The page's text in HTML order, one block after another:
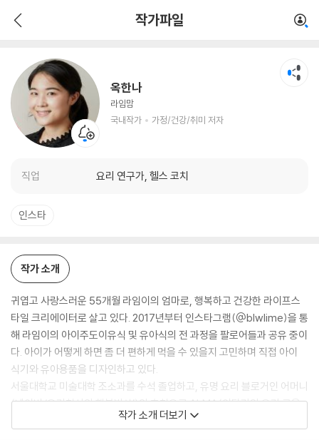
작가파일
옥한나
라임맘
국내작가
가정/건강/취미 저자
직업 요리 연구가, 헬스 코치
가정/건강/취미 저자
인스타
작가 소개
귀엽고 사랑스러운 55개월 라임이의 엄마로, 행복하고 건강한 라이프스
타일 크리에이터로 살고 있다. 2017년부터 인스타그램(@blwlime)을 통
해 라임이의 아이주도이유식 및 유아식의 전 과정을 팔로어들과 공유 중이
다. 아이가 어떻게 하면 좀 더 편하게 먹을 수 있을지 고민하며 직접 아이
식기와 유아용품을 디자인하고 있다.
서울대학교 미술대학 조소과를 수석 졸업하고, 유명 요리 블로거인 어머니
(네이버 ‘요리천사의 행복밥상’)의 추천으로 ALMA(이탈리안 요리 교육
기관)의 Diploma di Cuoco Professionista di Cucina Italiana를 수
작가 소개 더보기